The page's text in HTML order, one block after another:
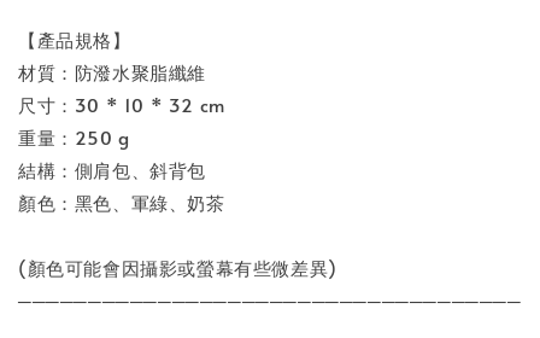
【產品規格】
材質：防潑水聚脂纖維
尺寸：30 * 10 * 32 cm
重量：250 g
結構：側肩包、斜背包
顏色：黑色、軍綠、奶茶
(顏色可能會因攝影或螢幕有些微差異)
────────────────────────────────────